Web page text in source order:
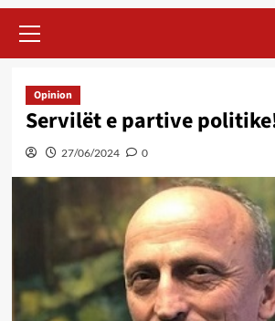
Menu
Opinion
Servilët e partive
27/06/2024 0